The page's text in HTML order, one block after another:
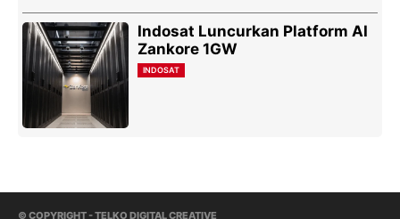
Indosat Luncurkan Platform AI
Zankore 1GW
INDOSAT
© COPYRIGHT - TELKO DIGITAL CREATIVE